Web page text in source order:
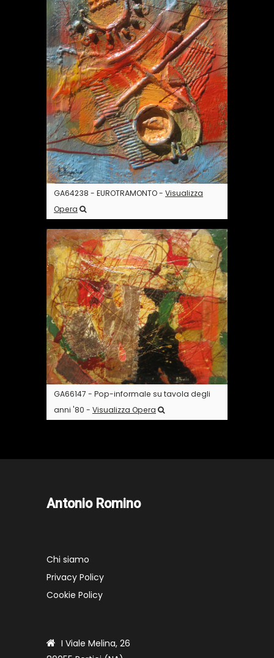
GA64238 - EUROTRAMONTO - Visualizza
Opera
GA66147 - Pop-informale su tavola degli
anni '80 - Visualizza Opera
Antonio Romino
Chi siamo
Privacy Policy
Cookie Policy
I Viale Melina, 26